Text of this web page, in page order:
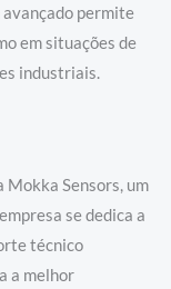
avançado permite
em situações de
industriais.
Mokka Sensors, um
se dedica a
técnico
a melhor